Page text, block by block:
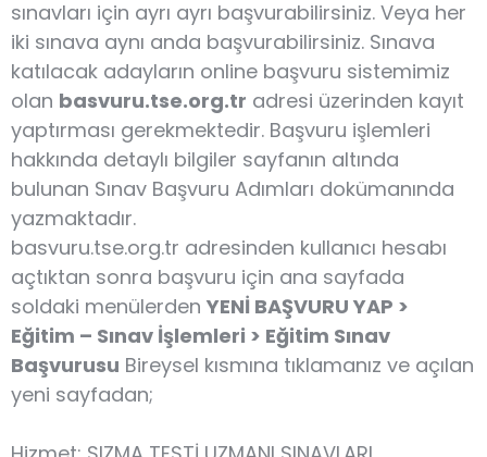
sınavları için ayrı ayrı başvurabilirsiniz. Veya her
iki sınava aynı anda başvurabilirsiniz. Sınava
katılacak adayların online başvuru sistemimiz
olan basvuru.tse.org.tr adresi üzerinden kayıt
yaptırması gerekmektedir. Başvuru işlemleri
hakkında detaylı bilgiler sayfanın altında
bulunan Sınav Başvuru Adımları dokümanında
yazmaktadır.
basvuru.tse.org.tr adresinden kullanıcı hesabı
açtıktan sonra başvuru için ana sayfada
soldaki menülerden YENİ BAŞVURU YAP >
Eğitim – Sınav İşlemleri > Eğitim Sınav
Başvurusu Bireysel kısmına tıklamanız ve açılan
yeni sayfadan;